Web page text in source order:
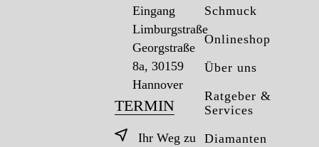
Schmuck
Onlineshop
Über uns
Ratgeber &
Services
Diamanten
Eingang
Limburgstraße
Georgstraße
8a, 30159
Hannover
TERMIN
Ihr Weg zu